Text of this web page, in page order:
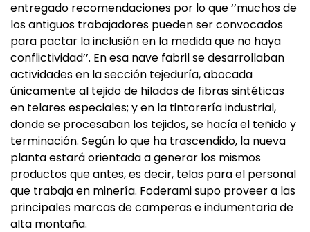
entregado recomendaciones por lo que ‘’muchos de
los antiguos trabajadores pueden ser convocados
para pactar la inclusión en la medida que no haya
conflictividad’’. En esa nave fabril se desarrollaban
actividades en la sección tejeduría, abocada
únicamente al tejido de hilados de fibras sintéticas
en telares especiales; y en la tintorería industrial,
donde se procesaban los tejidos, se hacía el teñido y
terminación. Según lo que ha trascendido, la nueva
planta estará orientada a generar los mismos
productos que antes, es decir, telas para el personal
que trabaja en minería. Foderami supo proveer a las
principales marcas de camperas e indumentaria de
alta montaña.